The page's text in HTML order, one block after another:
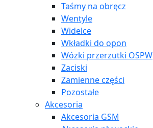
Taśmy na obręcz
Wentyle
Widelce
Wkładki do opon
Wózki przerzutki OSPW
Zaciski
Zamienne części
Pozostałe
Akcesoria
Akcesoria GSM